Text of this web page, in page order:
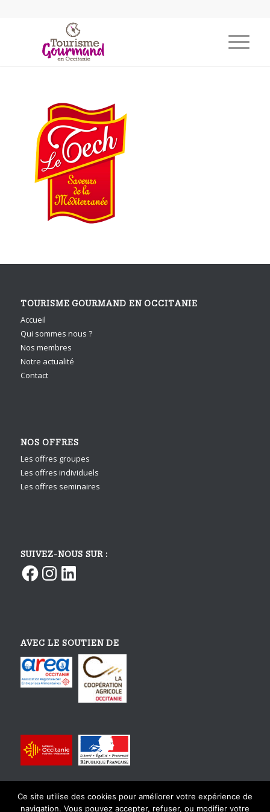
TOURISME GOURMAND EN OCCITANIE
Accueil
Qui sommes nous ?
Nos membres
Notre actualité
Contact
NOS OFFRES
Les offres groupes
Les offres individuels
Les offres seminaires
SUIVEZ-NOUS SUR :
FacebookInstagram
LinkedIn
AVEC LE SOUTIEN DE
Ce site utilise des cookies pour améliorer votre expérience de
navigation. Vous pouvez accepter, refuser, ou modifier votre